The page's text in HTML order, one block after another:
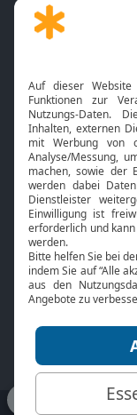
Gott und
Neuigkeiten
Bibel TV
Über uns
Jobs
Mediadaten